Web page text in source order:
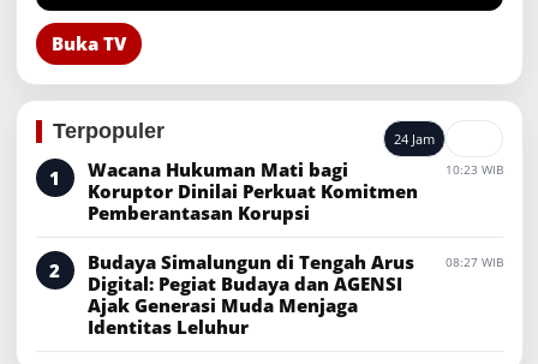
Buka TV
Terpopuler 24 Jam
Wacana Hukuman Mati bagi
Koruptor Dinilai Perkuat Komitmen
Pemberantasan Korupsi
10:23 WIB
Budaya Simalungun di Tengah Arus
Digital: Pegiat Budaya dan AGENSI
Ajak Generasi Muda Menjaga
Identitas Leluhur
08:27 WIB